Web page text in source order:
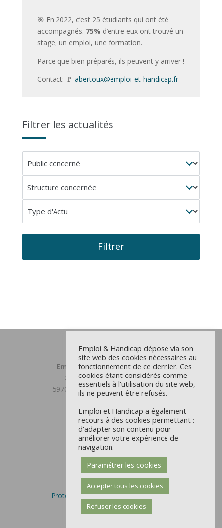
🎯 En 2022, c’est 25 étudiants qui ont été
accompagnés. 75% d’entre eux ont trouvé un
stage, un emploi, une formation.
Parce que bien préparés, ils peuvent y arriver !
Contact: 🚩 abertoux@emploi-et-handicap.fr
Filtrer les actualités
concerné
concernée
d'Actu
Filtrer
Emploi et Handicap Grand Lille
23 chemin du Moulin Delmar
59708 MARCQ EN BAROEUL CEDEX
03 59 31 81 00
Antenne Douaisis
22 rue d’Orchies - CS 9711
59504 DOUAI CEDEX
03 59 31 81 00
Mentions Légales et CGU
Politique des cookies
Protection des données personnelles
Paramétrer les cookies
Emploi & Handicap dépose via son
site web des cookies nécessaires au
fonctionnement de ce dernier. Ces
cookies étant considérés comme
essentiels à l'utilisation du site web,
ils ne peuvent être refusés.
Emploi et Handicap a également
recours à des cookies permettant :
d'adapter son contenu pour
améliorer votre expérience de
navigation.
Paramétrer les cookies
Accepter tous les cookies
Refuser les cookies